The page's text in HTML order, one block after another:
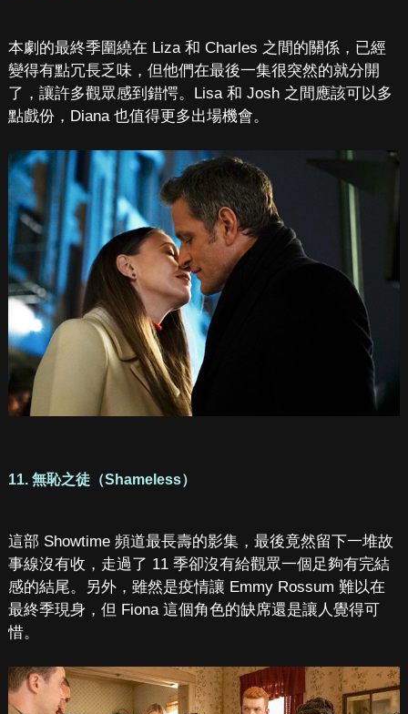
本劇的最終季圍繞在 Liza 和 Charles 之間的關係，已經
變得有點冗長乏味，但他們在最後一集很突然的就分開
了，讓許多觀眾感到錯愕。Lisa 和 Josh 之間應該可以多
點戲份，Diana 也值得更多出場機會。
11. 無恥之徒（Shameless）
這部 Showtime 頻道最長壽的影集，最後竟然留下一堆故
事線沒有收，走過了 11 季卻沒有給觀眾一個足夠有完結
感的結尾。另外，雖然是疫情讓 Emmy Rossum 難以在
最終季現身，但 Fiona 這個角色的缺席還是讓人覺得可
惜。